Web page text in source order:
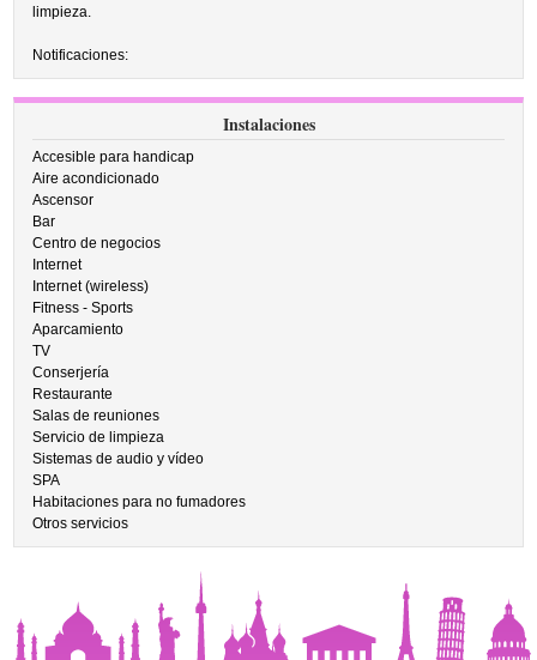
limpieza.
Notificaciones:
Instalaciones
Accesible para handicap
Aire acondicionado
Ascensor
Bar
Centro de negocios
Internet
Internet (wireless)
Fitness - Sports
Aparcamiento
TV
Conserjería
Restaurante
Salas de reuniones
Servicio de limpieza
Sistemas de audio y vídeo
SPA
Habitaciones para no fumadores
Otros servicios